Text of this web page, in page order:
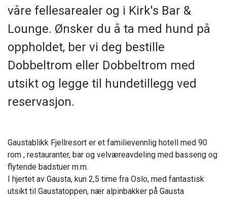
våre fellesarealer og i Kirk's Bar &
Lounge. Ønsker du å ta med hund på
oppholdet, ber vi deg bestille
Dobbeltrom eller Dobbeltrom med
utsikt og legge til hundetillegg ved
reservasjon.
Gaustablikk Fjellresort er et familievennlig hotell med 90
rom , restauranter, bar og velværeavdeling med basseng og
flytende badstuer m.m.
I hjertet av Gausta, kun 2,5 time fra Oslo, med fantastisk
utsikt til Gaustatoppen, nær alpinbakker på Gausta